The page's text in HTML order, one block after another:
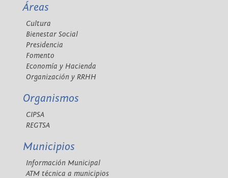
Áreas
Cultura
Bienestar Social
Presidencia
Fomento
Economía y Hacienda
Organización y RRHH
Organismos
CIPSA
REGTSA
Municipios
Información Municipal
ATM técnica a municipios